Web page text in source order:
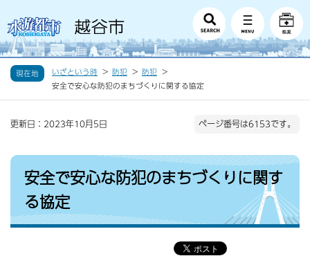
現在地 いざという時 防犯
防犯
安全で安心な防犯のまちづくりに関する協定
更新日：2023年10月5日 ページ番号は6153です。
安全で安心な防犯のまちづくりに関す
る協定